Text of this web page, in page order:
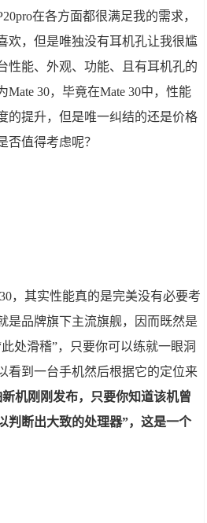
在各方面都很满足我的需求，
欢，但是唯独没有耳机孔让我很尴
性能、外观、功能、且有耳机孔的
30，毕竟在Mate 30中，性能
的提升，但是唯一纠结的还是价格
否值得考虑呢？
，其实性能真的是完美没有必要考
是品牌旗下主流旗舰，因而既然是
处滑稽”，只要你可以练就一眼洞
看到一台手机然后根据它的定位来
新机刚刚发布，只要你知道该机曾
判断出大致的处理器”，这是一个